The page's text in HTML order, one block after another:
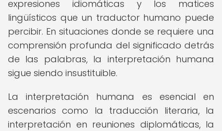
expresiones idiomáticas y los matices
lingüísticos que un traductor humano puede
percibir. En situaciones donde se requiere una
comprensión profunda del significado detrás
de las palabras, la interpretación humana
sigue siendo insustituible.
La interpretación humana es esencial en
escenarios como la traducción literaria, la
interpretación en reuniones diplomáticas, la